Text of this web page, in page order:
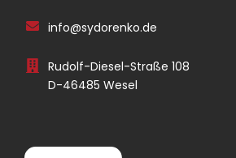
info@sydorenko.de
Rudolf-Diesel-Straße 108
D-46485 Wesel